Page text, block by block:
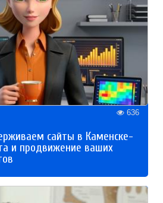
636
сайты в Каменске-
и продвижение ваших